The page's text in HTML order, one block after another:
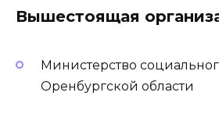
Вышестоящая
Министерство
Оренбургской области